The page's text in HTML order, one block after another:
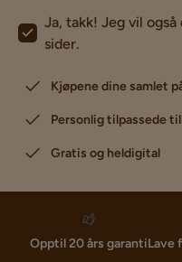
Ja, takk! Jeg vil
sider.
Kjøpene dine samlet
Personlig tilpassede
Gratis og heldigital
Opptil 20 års garantiLave